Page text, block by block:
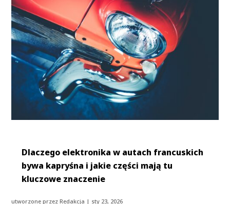
Dlaczego elektronika w autach francuskich
bywa kapryśna i jakie części mają tu
kluczowe znaczenie
utworzone przezRedakcja | sty 23, 2026